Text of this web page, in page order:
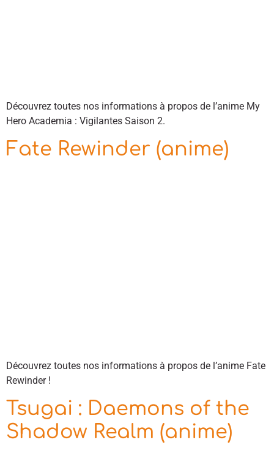
Découvrez toutes nos informations à propos de l’anime My
Hero Academia : Vigilantes Saison 2.
Fate Rewinder (anime)
Découvrez toutes nos informations à propos de l’anime Fate
Rewinder !
Tsugai : Daemons of the
Shadow Realm (anime)